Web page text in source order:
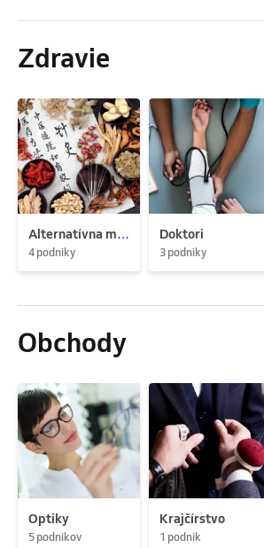
Zdravie
Alternatívna medicína
4 podniky
Doktori
3 podniky
Obchody
Optiky
5 podnikov
Krajčírstvo
1 podnik